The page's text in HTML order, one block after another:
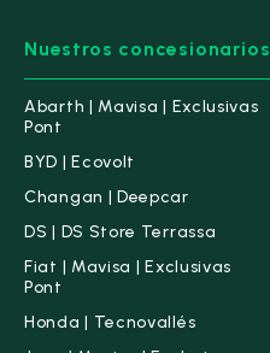
Nuestros concesionarios
Abarth | Mavisa | Exclusivas
Pont
BYD | Ecovolt
Changan | Deepcar
DS | DS Store Terrassa
Fiat | Mavisa | Exclusivas
Pont
Honda | Tecnovallés